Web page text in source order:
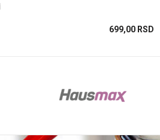
699,00 RSD